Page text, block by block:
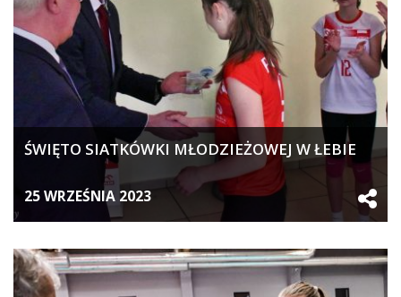
ŚWIĘTO SIATKÓWKI MŁODZIEŻOWEJ W ŁEBIE
25 WRZEŚNIA 2023